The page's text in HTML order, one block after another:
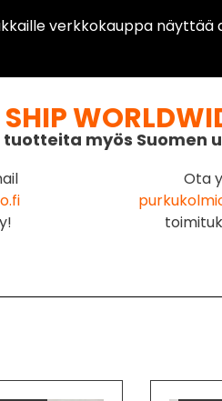
verkkokauppa näyttää
myös Suomen
Ota